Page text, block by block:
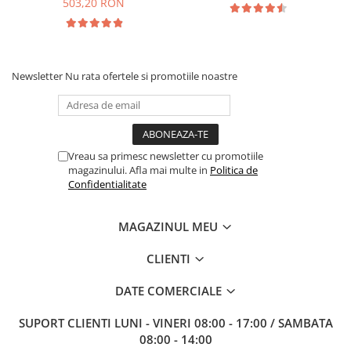
Newsletter Nu rata ofertele si promotiile noastre
Vreau sa primesc newsletter cu promotiile
magazinului. Afla mai multe in Politica de
Confidentialitate
MAGAZINUL MEU
CLIENTI
DATE COMERCIALE
SUPORT CLIENTI LUNI - VINERI 08:00 - 17:00 / SAMBATA
08:00 - 14:00